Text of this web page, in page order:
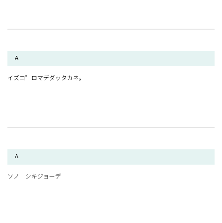
A
イズコ゜ロマデダッタカネ。
A
ソノ シキジョーデ